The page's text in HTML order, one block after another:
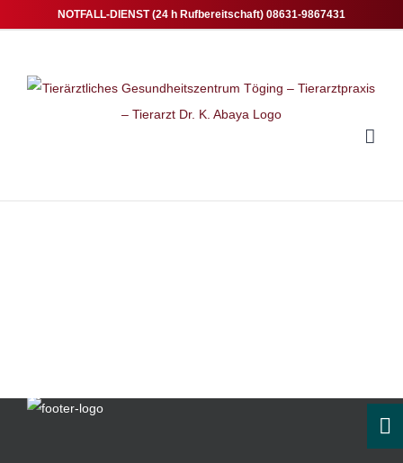
NOTFALL-DIENST (24 h Rufbereitschaft) 08631-9867431
Call Now Button